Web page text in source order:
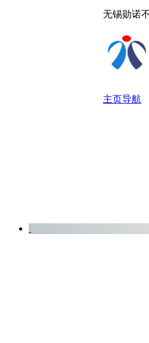
无锡勋诺
主页导航